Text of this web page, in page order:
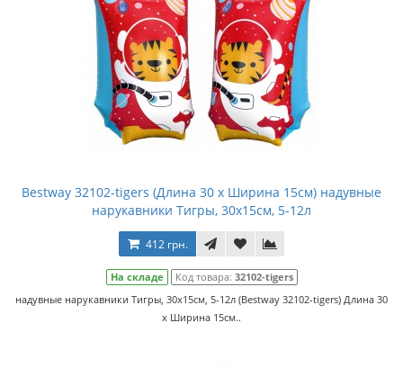
Bestway 32102-tigers (Длина 30 x Ширина 15см) надувные
нарукавники Тигры, 30x15см, 5-12л
412 грн.
На складе Код товара: 32102-tigers
надувные нарукавники Тигры, 30x15см, 5-12л (Bestway 32102-tigers) Длина 30
x Ширина 15см..